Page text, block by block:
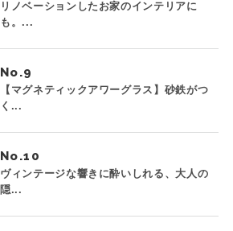
リノベーションしたお家のインテリアに
も。...
No.
【マグネティックアワーグラス】砂鉄がつ
く...
No.
ヴィンテージな響きに酔いしれる、大人の
隠...